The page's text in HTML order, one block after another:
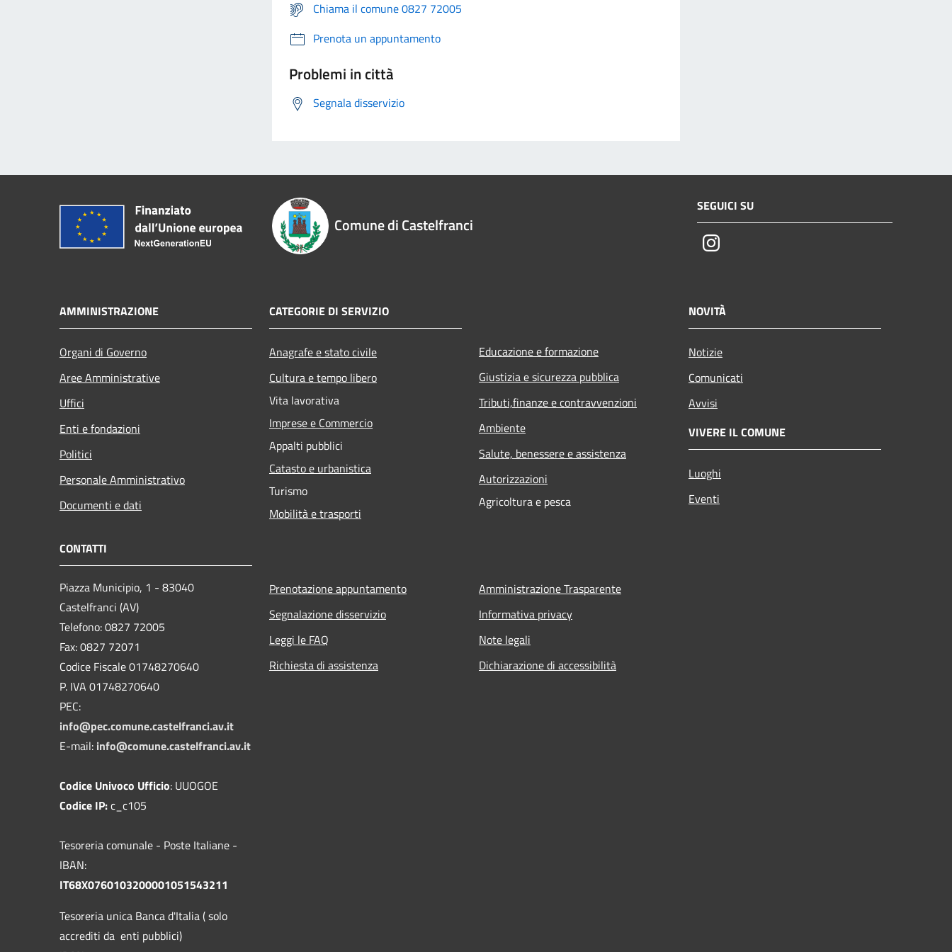
Chiama il comune 0827 72005
Prenota un appuntamento
Problemi in città
Segnala disservizio
Comune di Castelfranci
SEGUICI SU
Instagram
AMMINISTRAZIONE
Organi di Governo
Aree Amministrative
Uffici
Enti e fondazioni
Politici
Personale Amministrativo
Documenti e dati
CATEGORIE DI SERVIZIO
Anagrafe e stato civile
Cultura e tempo libero
Vita lavorativa
Imprese e Commercio
Appalti pubblici
Catasto e urbanistica
Turismo
Mobilità e trasporti
Educazione e formazione
Giustizia e sicurezza pubblica
Tributi,finanze e contravvenzioni
Ambiente
Salute, benessere e assistenza
Autorizzazioni
Agricoltura e pesca
NOVITÀ
Notizie
Comunicati
Avvisi
VIVERE IL COMUNE
Luoghi
Eventi
CONTATTI
Piazza Municipio, 1 - 83040
Castelfranci (AV)
Telefono: 0827 72005
Fax: 0827 72071
Codice Fiscale 01748270640
P. IVA 01748270640
PEC:
info@pec.comune.castelfranci.av.it
E-mail: info@comune.castelfranci.av.it
Codice Univoco Ufficio: UUOGOE
Codice IP:c_c105
Tesoreria comunale - Poste Italiane -
IBAN:
IT68X0760103200001051543211
Tesoreria unica Banca d'Italia ( solo
accrediti da enti pubblici)
Prenotazione appuntamento
Segnalazione disservizio
Leggi le FAQ
Richiesta di assistenza
Amministrazione Trasparente
Informativa privacy
Note legali
Dichiarazione di accessibilità